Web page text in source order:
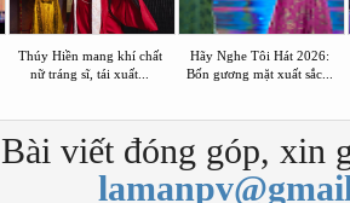
Thúy Hiền mang khí chất
nữ tráng sĩ, tái xuất...
Hãy Nghe Tôi Hát 2026:
Bốn gương mặt xuất sắc...
Bài viết đóng góp, xin